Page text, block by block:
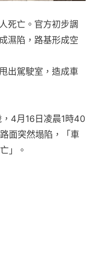
死亡。官方初步調
濕陷，路基形成空
出駕駛室，造成車
4月16日凌晨1時40
面突然塌陷，「車
」。